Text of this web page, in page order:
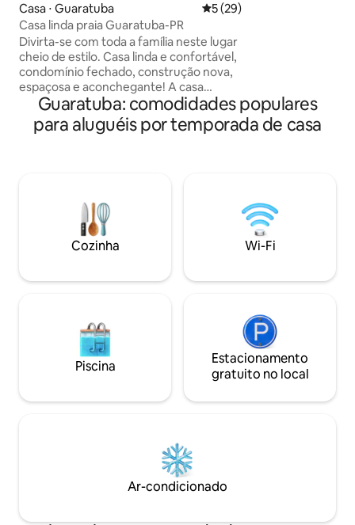
Casa ⋅ Guaratuba 5 de uma avaliação média
5 (29)
Casa linda praia Guaratuba-PR
Divirta-se com toda a família neste lugar
cheio de estilo. Casa linda e confortável,
condomínio fechado, construção nova,
espaçosa e aconchegante! A casa
acomoda 14 pessoas com conforto,
serviço louças completo para 14
pessoas, sanduicheira, torradeira, agua
ensacada. Próximo da praia, com 03
piscinas, quadra areia, sala de jogos.
Guaratuba: comodidades populares
para aluguéis por temporada de casa
Cozinha Wi-Fi
Piscina
Estacionamento
gratuito no local
Ar-condicionado